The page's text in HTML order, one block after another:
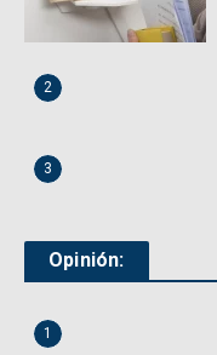
2
3
Opinión:
1